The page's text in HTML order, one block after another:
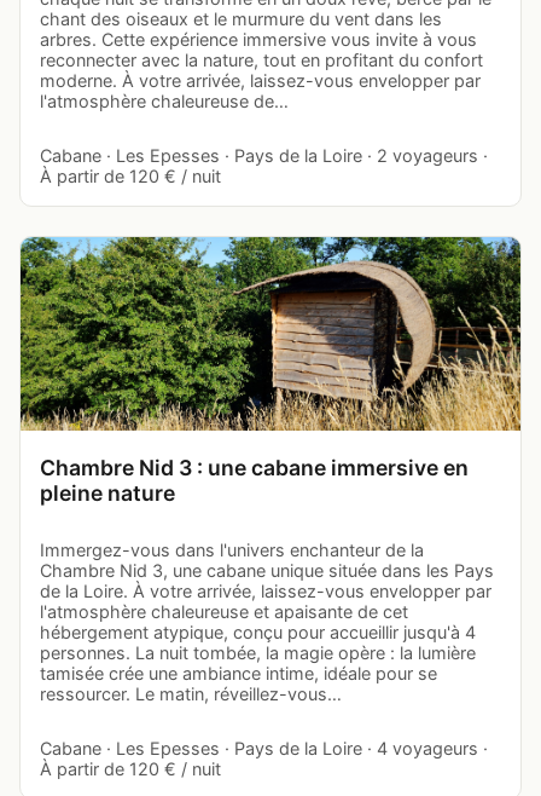
chant des oiseaux et le murmure du vent dans les
arbres. Cette expérience immersive vous invite à vous
reconnecter avec la nature, tout en profitant du confort
moderne. À votre arrivée, laissez-vous envelopper par
l'atmosphère chaleureuse de…
Cabane · Les Epesses · Pays de la Loire · 2 voyageurs ·
À partir de 120 € / nuit
Chambre Nid 3 : une cabane immersive en
pleine nature
Immergez-vous dans l'univers enchanteur de la
Chambre Nid 3, une cabane unique située dans les Pays
de la Loire. À votre arrivée, laissez-vous envelopper par
l'atmosphère chaleureuse et apaisante de cet
hébergement atypique, conçu pour accueillir jusqu'à 4
personnes. La nuit tombée, la magie opère : la lumière
tamisée crée une ambiance intime, idéale pour se
ressourcer. Le matin, réveillez-vous…
Cabane · Les Epesses · Pays de la Loire · 4 voyageurs ·
À partir de 120 € / nuit